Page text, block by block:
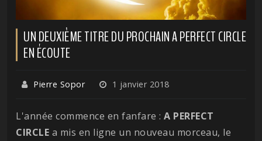
UN DEUXIÈME TITRE DU PROCHAIN A PERFECT CIRCLE
EN ÉCOUTE
Pierre Sopor 1 janvier 2018
L'année commence en fanfare : A PERFECT
CIRCLE a mis en ligne un nouveau morceau, le